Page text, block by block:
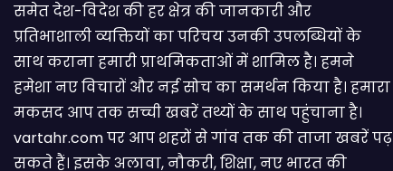
समेत देश-विदेश की हर क्षेत्र की जानकारी और
प्रतिभाशाली व्यक्तियों का परिचय उनकी उपलब्धियों के
साथ कराना हमारी प्राथमिकताओं में शामिल है। हमने
हमेशा नए विचारों और नई सोच का समर्थन किया है। हमारा
मकसद आप तक सच्ची खबरें तथ्यों के साथ पहुंचाना है।
vartahr.com पर आप शहरों से गांव तक की ताजा खबरें पढ़
सकते हैं। इसके अलावा, नौकरी, शिक्षा, नए भारत की